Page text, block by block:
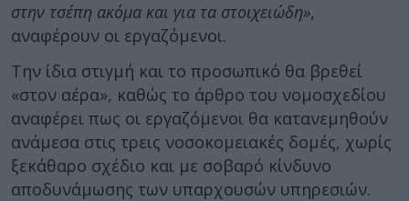
στην τσέπη ακόμα και για τα στοιχειώδη»,
αναφέρουν οι εργαζόμενοι.
Την ίδια στιγμή και το προσωπικό θα βρεθεί
«στον αέρα», καθώς το άρθρο του νομοσχεδίου
αναφέρει πως οι εργαζόμενοι θα κατανεμηθούν
ανάμεσα στις τρεις νοσοκομειακές δομές, χωρίς
ξεκάθαρο σχέδιο και με σοβαρό κίνδυνο
αποδυνάμωσης των υπαρχουσών υπηρεσιών.